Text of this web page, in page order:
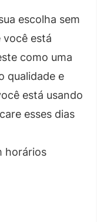
escolha sem
você está
como uma
qualidade e
está usando
esses dias
horários